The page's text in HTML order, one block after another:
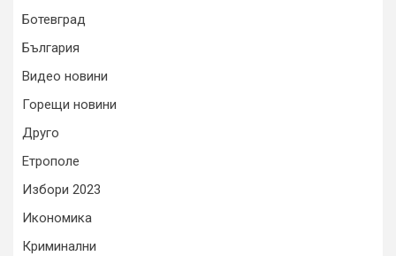
Ботевград
България
Видео новини
Горещи новини
Друго
Етрополе
Избори 2023
Икономика
Криминални